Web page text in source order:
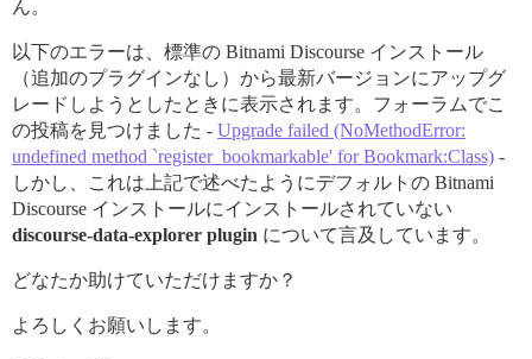
ん。
以下のエラーは、標準の Bitnami Discourse インストール
（追加のプラグインなし）から最新バージョンにアップグ
レードしようとしたときに表示されます。フォーラムでこ
の投稿を見つけました - Upgrade failed (NoMethodError:
undefined method `register_bookmarkable' for Bookmark:Class) -
しかし、これは上記で述べたようにデフォルトの Bitnami
Discourse インストールにインストールされていない
discourse-data-explorer plugin について言及しています。
どなたか助けていただけますか？
よろしくお願いします。